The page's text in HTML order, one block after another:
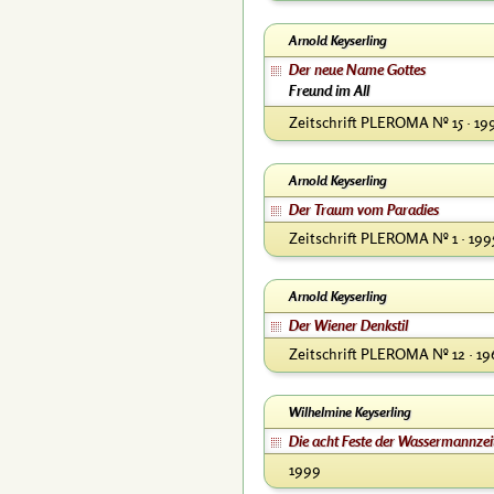
Arnold Keyserling
Der neue Name Gottes
Freund im All
Zeitschrift PLEROMA Nº 15 ·
Arnold Keyserling
Der Traum vom Paradies
Zeitschrift PLEROMA Nº 1 ·
Arnold Keyserling
Der Wiener Denkstil
Zeitschrift PLEROMA Nº 12 ·
Wilhelmine Keyserling
Die acht Feste der
1999